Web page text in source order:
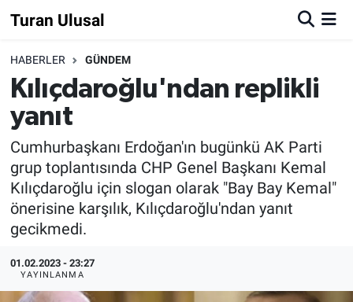
Turan Ulusal
HABERLER GÜNDEM
Kılıçdaroğlu'ndan replikli
yanıt
Cumhurbaşkanı Erdoğan'ın bugünkü AK Parti
grup toplantısında CHP Genel Başkanı Kemal
Kılıçdaroğlu için slogan olarak "Bay Bay Kemal"
önerisine karşılık, Kılıçdaroğlu'ndan yanıt
gecikmedi.
01.02.2023 - 23:27
YAYINLANMA